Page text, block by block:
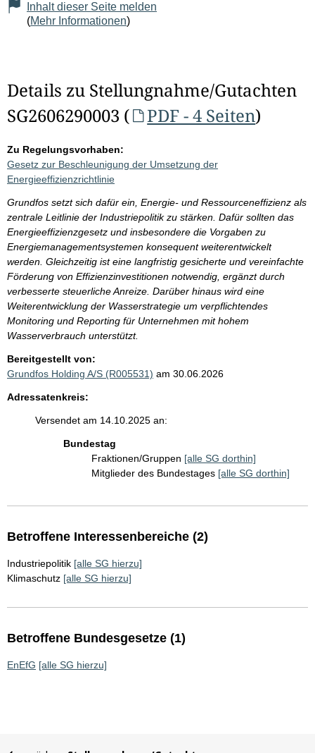
Inhalt dieser Seite melden
(Mehr Informationen)
Details zu Stellungnahme/Gutachten
SG2606290003 (
PDF - 4 Seiten)
Zu Regelungsvorhaben:
Gesetz zur Beschleunigung der Umsetzung der
Energieeffizienzrichtlinie
Grundfos setzt sich dafür ein, Energie- und Ressourceneffizienz als
zentrale Leitlinie der Industriepolitik zu stärken. Dafür sollten das
Energieeffizienzgesetz und insbesondere die Vorgaben zu
Energiemanagementsystemen konsequent weiterentwickelt
werden. Gleichzeitig ist eine langfristig gesicherte und vereinfachte
Förderung von Effizienzinvestitionen notwendig, ergänzt durch
verbesserte steuerliche Anreize. Darüber hinaus wird eine
Weiterentwicklung der Wasserstrategie um verpflichtendes
Monitoring und Reporting für Unternehmen mit hohem
Wasserverbrauch unterstützt.
Bereitgestellt von:
Grundfos Holding A/S (R005531) am 30.06.2026
Adressatenkreis:
Versendet am 14.10.2025 an:
Bundestag
Fraktionen/Gruppen [alle SG dorthin]
Mitglieder des Bundestages [alle SG dorthin]
Betroffene Interessenbereiche (2)
Industriepolitik [alle SG hierzu]
Klimaschutz [alle SG hierzu]
Betroffene Bundesgesetze (1)
EnEfG [alle SG hierzu]